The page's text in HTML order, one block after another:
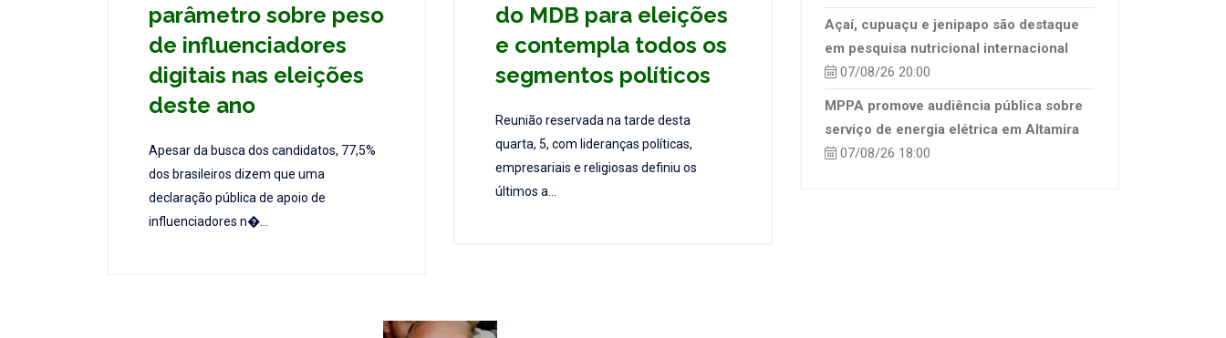
parâmetro sobre peso
de influenciadores
digitais nas eleições
deste ano
Apesar da busca dos candidatos, 77,5%
dos brasileiros dizem que uma
declaração pública de apoio de
influenciadores n�...
do MDB para eleições
e contempla todos os
segmentos políticos
Reunião reservada na tarde desta
quarta, 5, com lideranças políticas,
empresariais e religiosas definiu os
últimos a...
Açaí, cupuaçu e jenipapo são destaque
em pesquisa nutricional internacional
07/08/26 20:00
MPPA promove audiência pública sobre
serviço de energia elétrica em Altamira
07/08/26 18:00